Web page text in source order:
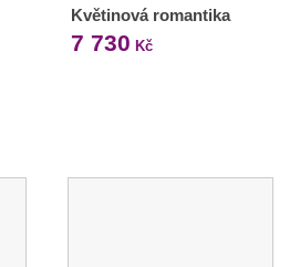
Květinová romantika
7 730 Kč